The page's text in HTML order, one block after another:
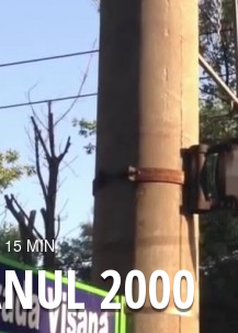
MIN
2000